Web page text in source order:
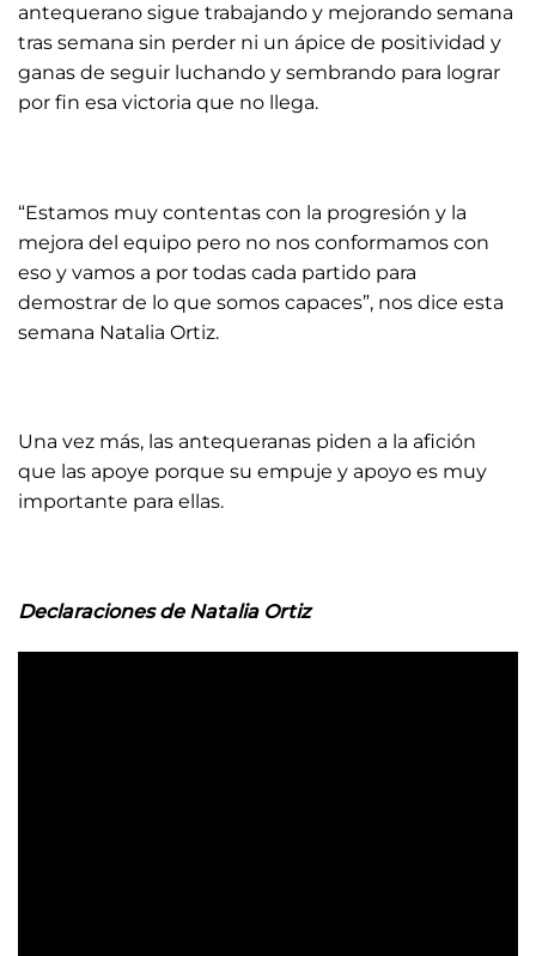
antequerano sigue trabajando y mejorando semana
tras semana sin perder ni un ápice de positividad y
ganas de seguir luchando y sembrando para lograr
por fin esa victoria que no llega.
“Estamos muy contentas con la progresión y la
mejora del equipo pero no nos conformamos con
eso y vamos a por todas cada partido para
demostrar de lo que somos capaces”, nos dice esta
semana Natalia Ortiz.
Una vez más, las antequeranas piden a la afición
que las apoye porque su empuje y apoyo es muy
importante para ellas.
Declaraciones de Natalia Ortiz